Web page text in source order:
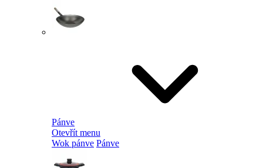
Pánve
Otevřít menu
Wok pánve Pánve